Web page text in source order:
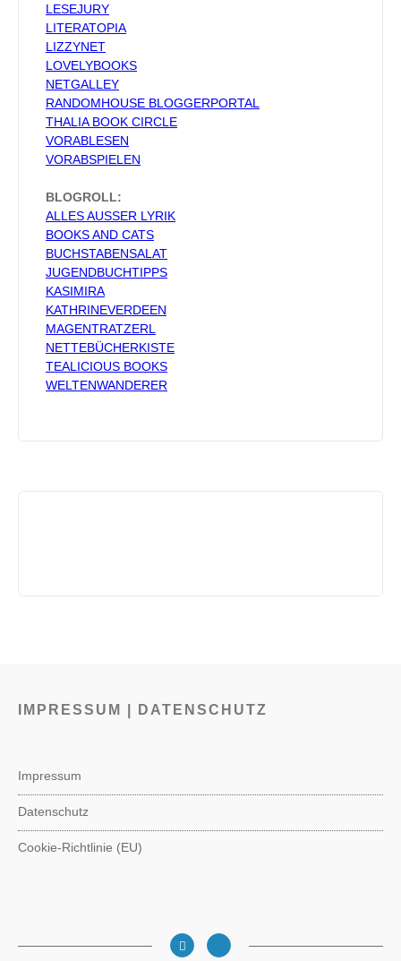
LESEJURY
LITERATOPIA
LIZZYNET
LOVELYBOOKS
NETGALLEY
RANDOMHOUSE BLOGGERPORTAL
THALIA BOOK CIRCLE
VORABLESEN
VORABSPIELEN
BLOGROLL:
ALLES AUSSER LYRIK
BOOKS AND CATS
BUCHSTABENSALAT
JUGENDBUCHTIPPS
KASIMIRA
KATHRINEVERDEEN
MAGENTRATZERL
NETTEBÜCHERKISTE
TEALICIOUS BOOKS
WELTENWANDERER
IMPRESSUM | DATENSCHUTZ
Impressum
Datenschutz
Cookie-Richtlinie (EU)